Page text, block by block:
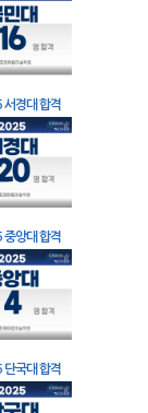
서경대 합격
중앙대 합격
단국대 합격